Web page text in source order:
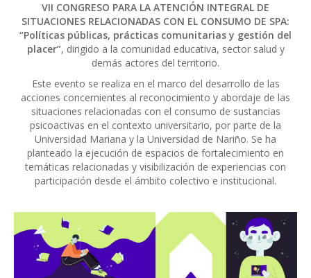
VII CONGRESO PARA LA ATENCIÓN INTEGRAL DE
SITUACIONES RELACIONADAS CON EL CONSUMO DE SPA:
“Políticas públicas, prácticas comunitarias y gestión del
placer”, dirigido a la comunidad educativa, sector salud y
demás actores del territorio.
Este evento se realiza en el marco del desarrollo de las
acciones concernientes al reconocimiento y abordaje de las
situaciones relacionadas con el consumo de sustancias
psicoactivas en el contexto universitario, por parte de la
Universidad Mariana y la Universidad de Nariño. Se ha
planteado la ejecución de espacios de fortalecimiento en
temáticas relacionadas y visibilización de experiencias con
participación desde el ámbito colectivo e institucional.